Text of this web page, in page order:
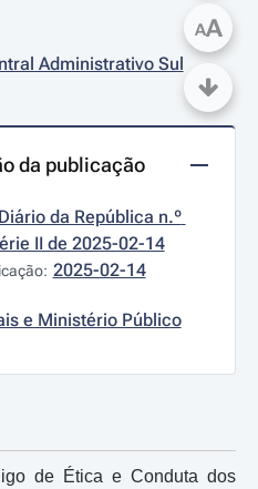
Administrativo Sul
da publicação
Diário da República n.º
II de 2025-02-14
2025-02-14
e Ministério Público
de Ética e Conduta dos
AA